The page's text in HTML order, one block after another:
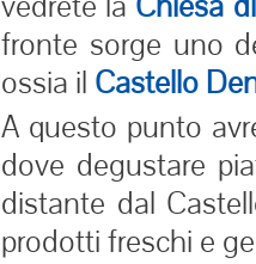
fronte sorge uno
ossia il Castello
A questo punto
dove degustare
distante dal
prodotti freschi e